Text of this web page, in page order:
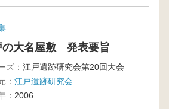
の大名屋敷 発表要旨
ズ： 江戸遺跡研究会第20回大会
： 江戸遺跡研究会
： 2006